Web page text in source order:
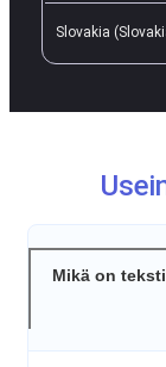
Slovakia
Mikä on